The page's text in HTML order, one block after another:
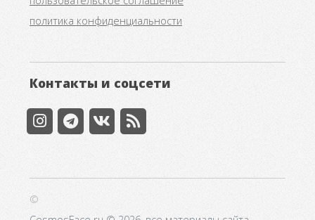
политика конфиденциальности
Контакты и соцсети
©